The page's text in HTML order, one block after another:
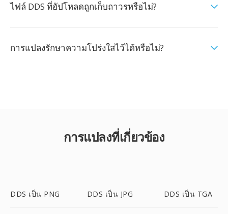
ไฟล์ DDS ที่อัปโหลดถูกเก็บถาวรหรือไม่?
การแปลงรักษาความโปร่งใสไว้ได้หรือไม่?
การแปลงที่เกี่ยวข้อง
DDS เป็น PNG DDS เป็น JPG DDS เป็น TGA